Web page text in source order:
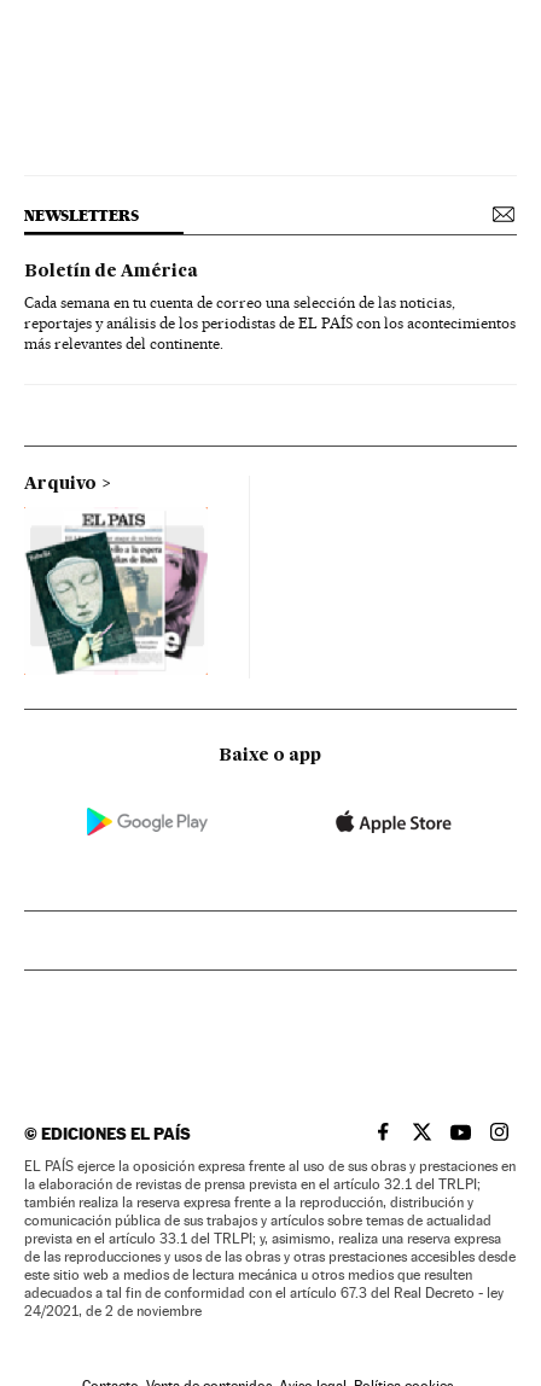
NEWSLETTERS
Boletín de América
Cada semana en tu cuenta de correo una selección de las noticias,
reportajes y análisis de los periodistas de EL PAÍS con los acontecimientos
más relevantes del continente.
Arquivo
Baixe o app
©EDICIONES EL PAÍS EL PAÍS BRASIL EN
EL PAÍSEL PAÍS
EL
EL PAÍS ejerce la oposición expresa frente al uso de sus obras y prestaciones en
la elaboración de revistas de prensa prevista en el artículo 32.1 del TRLPI;
también realiza la reserva expresa frente a la reproducción, distribución y
comunicación pública de sus trabajos y artículos sobre temas de actualidad
prevista en el artículo 33.1 del TRLPI; y, asimismo, realiza una reserva expresa
de las reproducciones y usos de las obras y otras prestaciones accesibles desde
este sitio web a medios de lectura mecánica u otros medios que resulten
adecuados a tal fin de conformidad con el artículo 67.3 del Real Decreto - ley
24/2021, de 2 de noviembre